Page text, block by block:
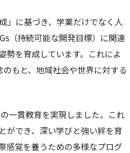
」に基づき、学業だけでなく人
（持続可能な開発目標）に関連
勢を育成しています。これによ
もと、地域社会や世界に対する
一貫教育を実現しました。これ
ができ、深い学びと強い絆を育
感覚を養うための多様なプログ